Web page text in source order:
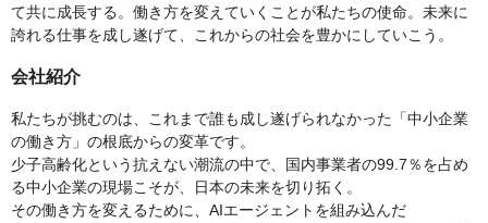
て共に成長する。働き方を変えていくことが私たちの使命。未来に
誇れる仕事を成し遂げて、これからの社会を豊かにしていこう。
会社紹介
私たちが挑むのは、これまで誰も成し遂げられなかった「中小企業
の働き方」の根底からの変革です。
少子高齢化という抗えない潮流の中で、国内事業者の99.7％を占め
る中小企業の現場こそが、日本の未来を切り拓く。
その働き方を変えるために、AIエージェントを組み込んだ